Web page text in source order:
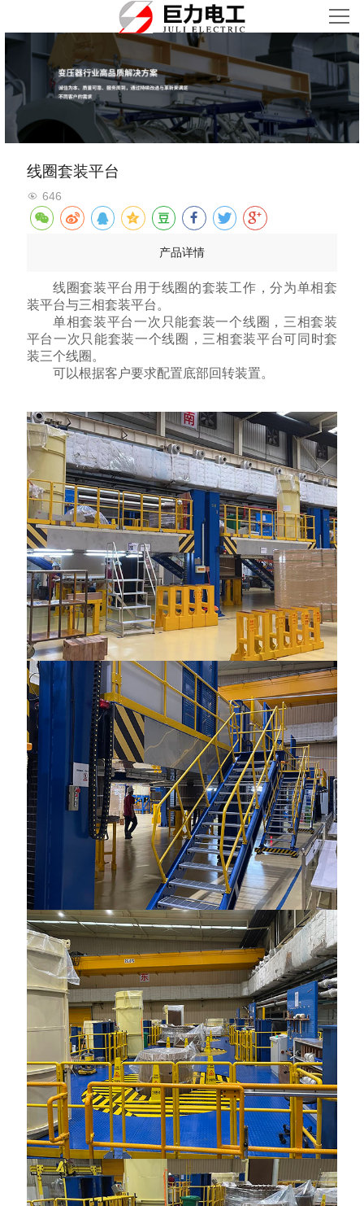
首页
关于我们
产品中心
荣誉资质
合作共赢
线圈套装平台
646
产品详情
线圈套装平台用于线圈的套装工作，分为单相套
装平台与三相套装平台。
单相套装平台一次只能套装一个线圈，三相套装
平台一次只能套装一个线圈，三相套装平台可同时套
装三个线圈。
可以根据客户要求配置底部回转装置。